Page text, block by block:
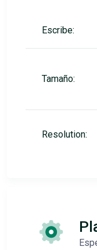
Escribe:
Tamaño:
Resolution: